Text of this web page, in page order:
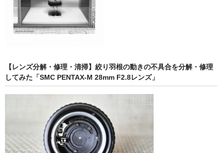
【レンズ分解・修理・清掃】絞り羽根の動きの不具合を分解・修理
してみた「SMC PENTAX-M 28mm F2.8レンズ」